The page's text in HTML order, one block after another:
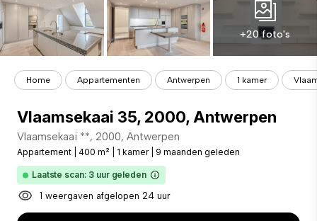
+20 foto's
Home Appartementen Antwerpen 1 kamer
Vlaamsekaai 35, 2000, Antwerpen
Vlaamsekaai **, 2000, Antwerpen
Appartement 400 m² 1 kamer 9 maanden geleden
Laatste scan: 3 uur geleden
1 weergaven afgelopen 24 uur